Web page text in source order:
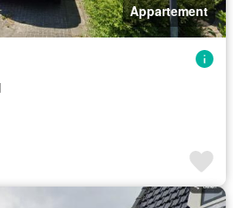
Appartement